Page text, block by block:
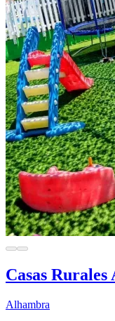
Casas
Alhambra